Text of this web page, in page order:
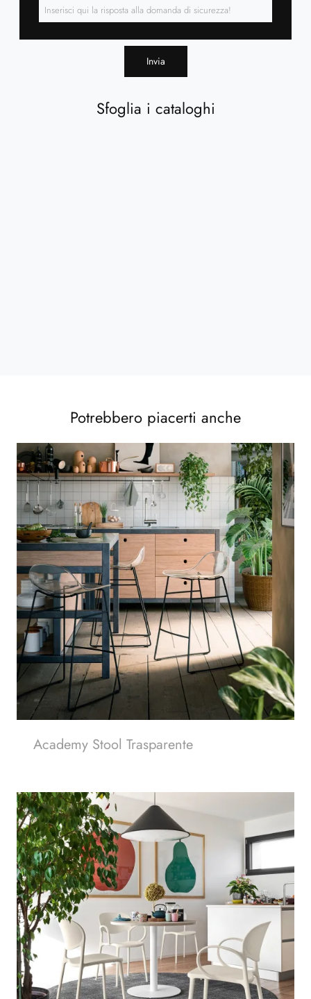
Sfoglia i cataloghi
Invia
Potrebbero piacerti anche
Academy Stool Trasparente